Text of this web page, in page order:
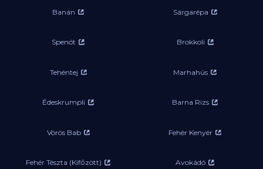
Banán Sárgarépa
Spenót Brokkoli
Tehéntej Marhahús
Édeskrumpli Barna Rizs
Vörös Bab Fehér Kenyér
Fehér Tészta (Kifőzött) Avokádó